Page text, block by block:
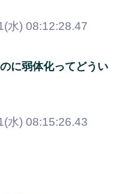
水) 08:12:28.47
に弱体化ってどうい
水) 08:15:26.43